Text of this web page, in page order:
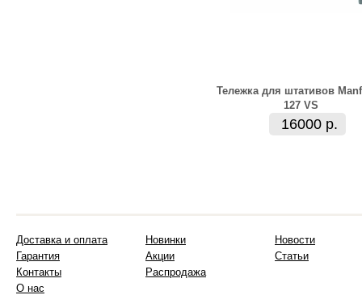
Тележка для штативов
127 VS
16000 р.
Доставка и оплата
Гарантия
Контакты
О нас
Новинки
Акции
Распродажа
Новости
Статьи